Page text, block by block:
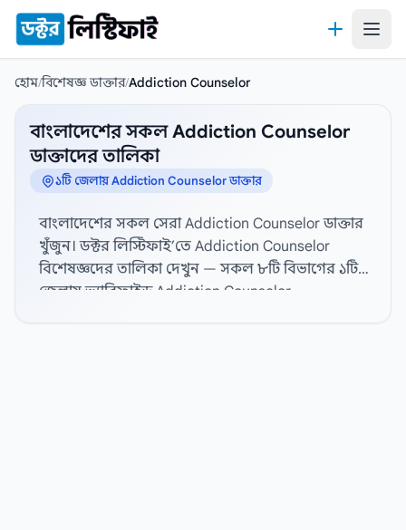
কন্টেন্টে যান
হোম/বিশেষজ্ঞ ডাক্তার/Addiction Counselor
বাংলাদেশের সকল Addiction Counselor
ডাক্তাদের তালিকা
১টি জেলায় Addiction Counselor ডাক্তার
বাংলাদেশের সকল সেরা Addiction Counselor ডাক্তার
খুঁজুন। ডক্টর লিস্টিফাই’তে Addiction Counselor
বিশেষজ্ঞদের তালিকা দেখুন — সকল ৮টি বিভাগের ১টি
জেলায় ভ্যারিফাইড Addiction Counselor